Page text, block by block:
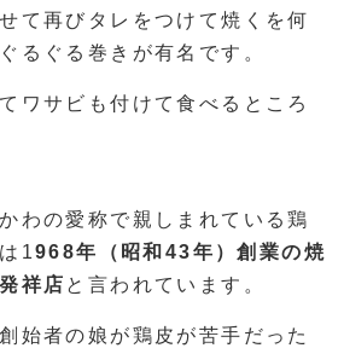
て再びタレをつけて焼くを何
るぐる巻きが有名です。
ワサビも付けて食べるところ
わの愛称で親しまれている鶏
1968年（昭和43年）創業の焼
祥店 と言われています。
始者の娘が鶏皮が苦手だった